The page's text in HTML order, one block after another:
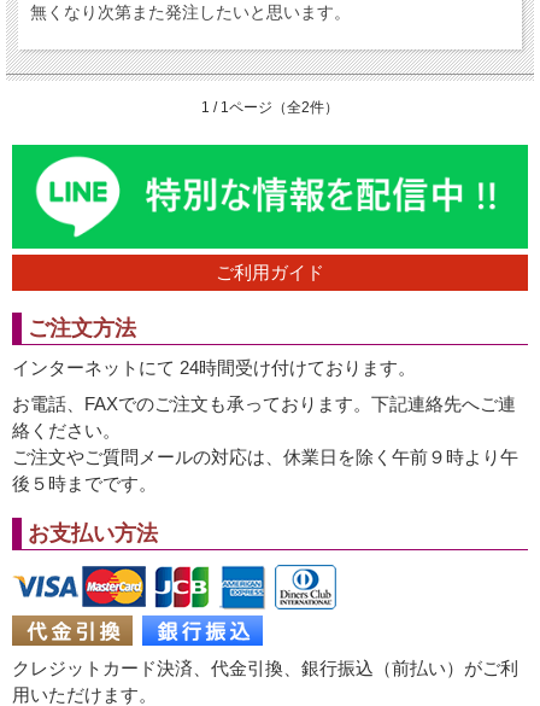
無くなり次第また発注したいと思います。
1 / 1ページ（全2件）
ご利用ガイド
ご注文方法
インターネットにて 24時間受け付けております。
お電話、FAXでのご注文も承っております。下記連絡先へご連
絡ください。
ご注文やご質問メールの対応は、休業日を除く午前９時より午
後５時までです。
お支払い方法
クレジットカード決済、代金引換、銀行振込（前払い）がご利
用いただけます。